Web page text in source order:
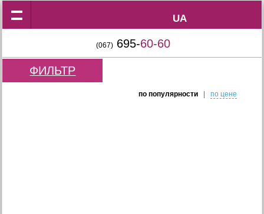
UA
UA
(067) 695-60-60
ФИЛЬТР
по популярности| по цене